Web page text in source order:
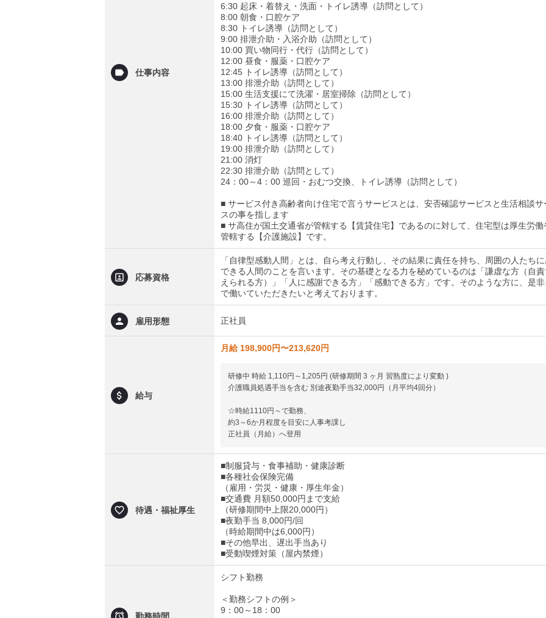
仕事内容
6:30 起床・着替え・洗面・トイレ誘導（訪問として）
8:00 朝食・口腔ケア
8:30 トイレ誘導（訪問として）
9:00 排泄介助・入浴介助（訪問として）
10:00 買い物同行・代行（訪問として）
12:00 昼食・服薬・口腔ケア
12:45 トイレ誘導（訪問として）
13:00 排泄介助（訪問として）
15:00 生活支援にて洗濯・居室掃除（訪問として）
15:30 トイレ誘導（訪問として）
16:00 排泄介助（訪問として）
18:00 夕食・服薬・口腔ケア
18:40 トイレ誘導（訪問として）
19:00 排泄介助（訪問として）
21:00 消灯
22:30 排泄介助（訪問として）
24：00～4：00 巡回・おむつ交換、トイレ誘導（訪問として）
■ サービス付き高齢者向け住宅で言うサービスとは、安否確認サービスと生活相談サ
スの事を指します
■ サ高住が国土交通省が管轄する【賃貸住宅】であるのに対して、住宅型は厚生労働
管轄する【介護施設】です。
応募資格
「自律型感動人間」とは、自ら考え行動し、その結果に責任を持ち、周囲の人たち
できる人間のことを言います。その基礎となる力を秘めているのは「謙虚な方（自
えられる方）」「人に感謝できる方」「感動できる方」です。そのような方に、是
で働いていただきたいと考えております。
雇用形態 正社員
給与
月給 198,900円〜213,620円
研修中 時給 1,110円～1,205円 (研修期間 3 ヶ月 習熟度により変動 )
介護職員処遇手当を含む 別途夜勤手当32,000円（月平均4回分）
☆時給1110円～で勤務、
約3～6か月程度を目安に人事考課し
正社員（月給）へ登用
待遇・福祉厚生
■制服貸与・食事補助・健康診断
■各種社会保険完備
（雇用・労災・健康・厚生年金）
■交通費 月額50,000円まで支給
（研修期間中上限20,000円）
■夜勤手当 8,000円/回
（時給期間中は6,000円）
■その他早出、遅出手当あり
■受動喫煙対策（屋内禁煙）
シフト勤務
＜勤務シフトの例＞
9：00～18：00